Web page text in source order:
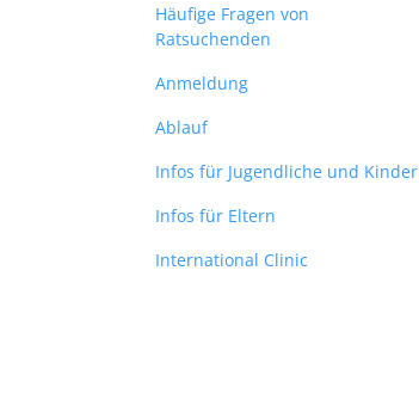
Häufige Fragen von
Ratsuchenden
Anmeldung
Ablauf
Infos für Jugendliche und Kinder
Infos für Eltern
International Clinic